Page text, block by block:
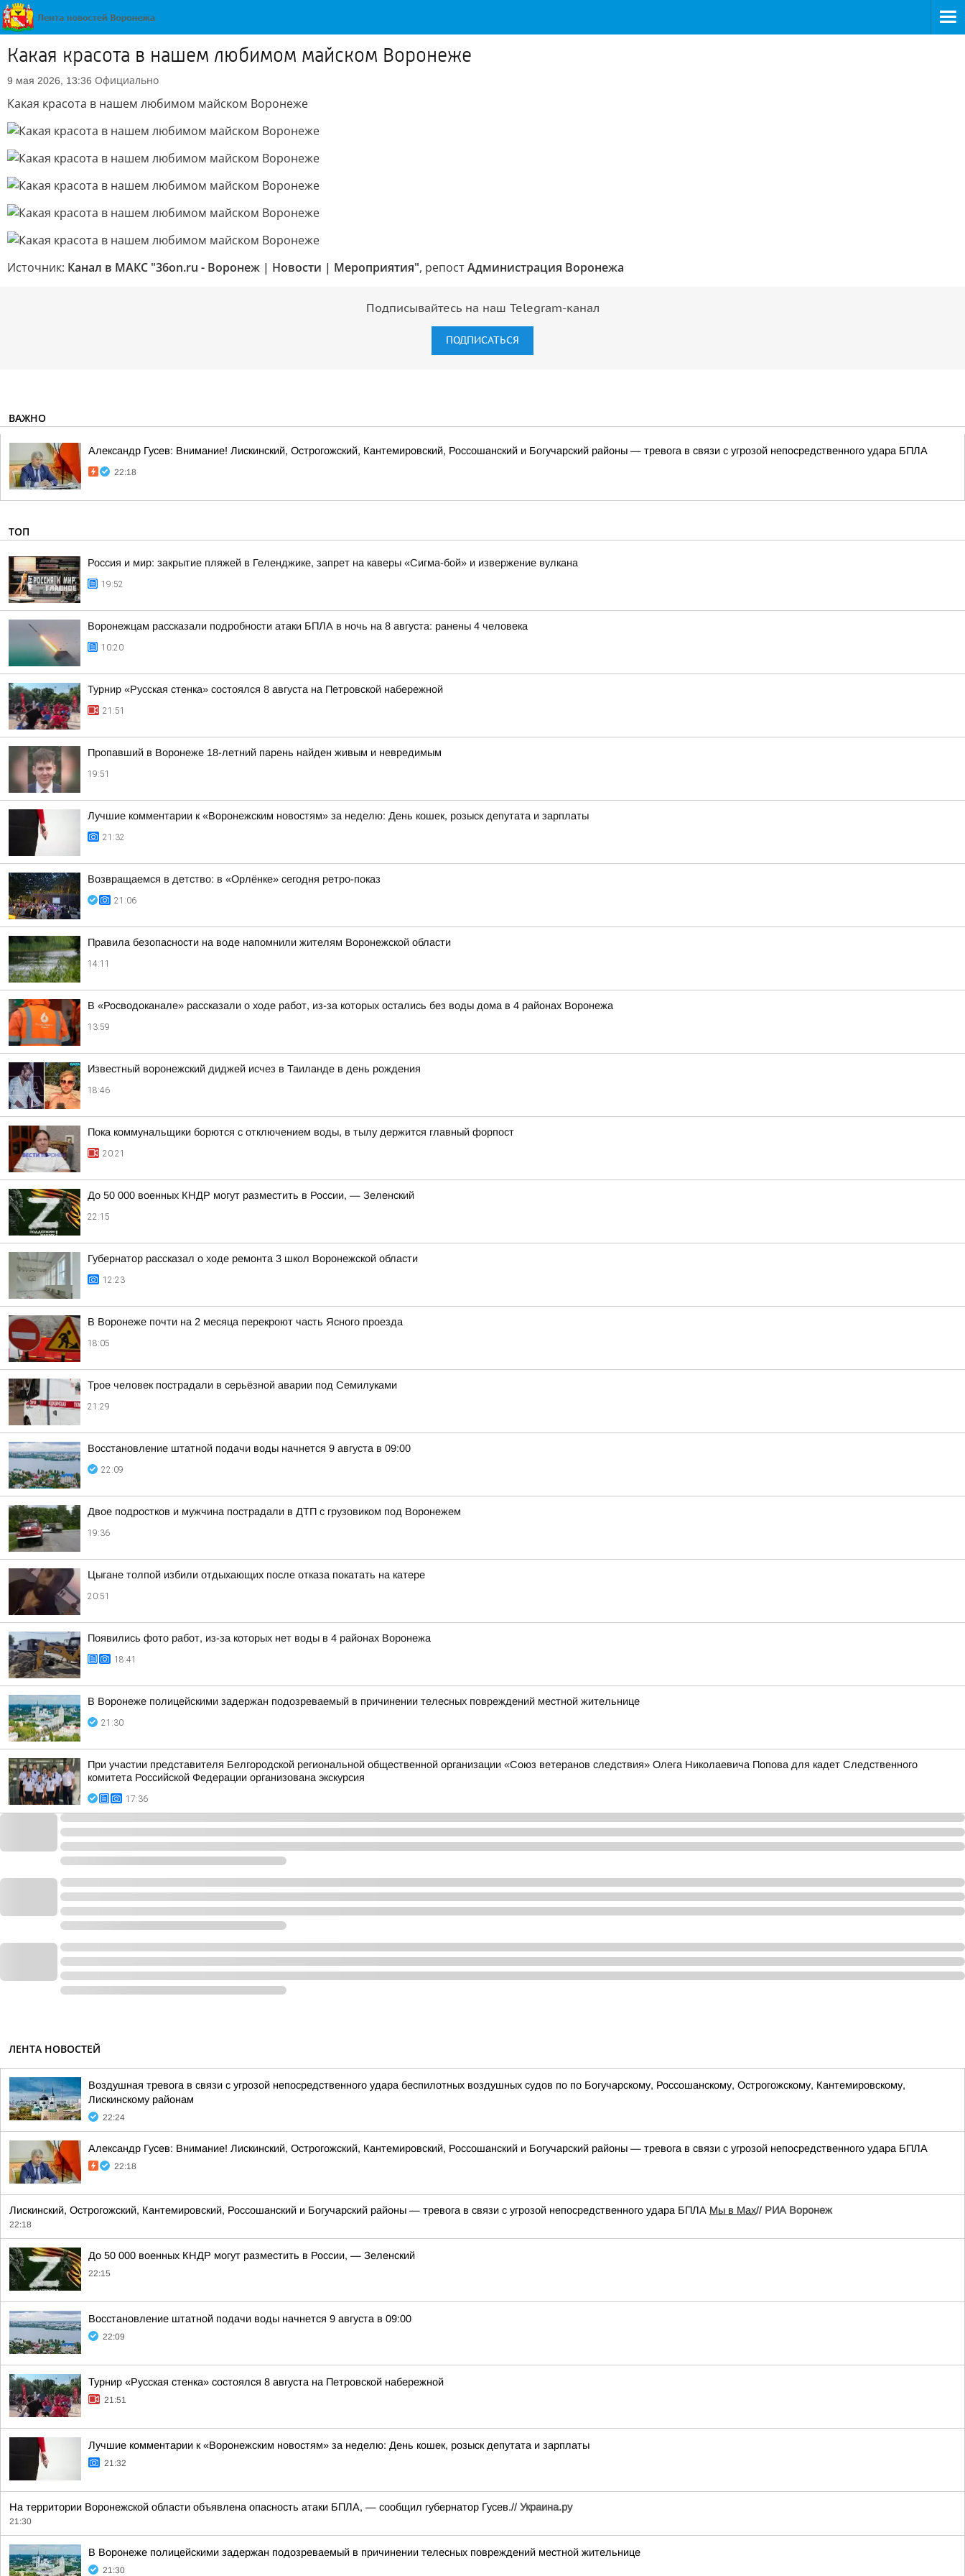
Какая красота в нашем любимом майском Воронеже
9 мая 2026, 13:36 Официально
Какая красота в нашем любимом майском Воронеже
Источник: Канал в МАКС "36on.ru - Воронеж | Новости | Мероприятия", репостАдминистрация Воронежа
Подписывайтесь на наш Telegram-канал
ПОДПИСАТЬСЯ
ВАЖНО
Александр Гусев: Внимание! Лискинский, Острогожский, Кантемировский, Россошанский и Богучарский районы — тревога в связи с угрозой непосредственного удара БПЛА
22:18
ТОП
Россия и мир: закрытие пляжей в Геленджике, запрет на каверы «Сигма-бой» и извержение вулкана
19:52
Воронежцам рассказали подробности атаки БПЛА в ночь на 8 августа: ранены 4 человека
10:20
Турнир «Русская стенка» состоялся 8 августа на Петровской набережной
21:51
Пропавший в Воронеже 18-летний парень найден живым и невредимым
19:51
Лучшие комментарии к «Воронежским новостям» за неделю: День кошек, розыск депутата и зарплаты
21:32
Возвращаемся в детство: в «Орлёнке» сегодня ретро-показ
21:06
Правила безопасности на воде напомнили жителям Воронежской области
14:11
В «Росводоканале» рассказали о ходе работ, из-за которых остались без воды дома в 4 районах Воронежа
13:59
Известный воронежский диджей исчез в Таиланде в день рождения
18:46
Пока коммунальщики борются с отключением воды, в тылу держится главный форпост
20:21
До 50 000 военных КНДР могут разместить в России, — Зеленский
22:15
Губернатор рассказал о ходе ремонта 3 школ Воронежской области
12:23
В Воронеже почти на 2 месяца перекроют часть Ясного проезда
18:05
Трое человек пострадали в серьёзной аварии под Семилуками
21:29
Восстановление штатной подачи воды начнется 9 августа в 09:00
22:09
Двое подростков и мужчина пострадали в ДТП с грузовиком под Воронежем
19:36
Цыгане толпой избили отдыхающих после отказа покатать на катере
20:51
Появились фото работ, из-за которых нет воды в 4 районах Воронежа
18:41
В Воронеже полицейскими задержан подозреваемый в причинении телесных повреждений местной жительнице
21:30
При участии представителя Белгородской региональной общественной организации «Союз ветеранов следствия» Олега Николаевича Попова для кадет Следственного
комитета Российской Федерации организована экскурсия
17:36
ЛЕНТА НОВОСТЕЙ
Воздушная тревога в связи с угрозой непосредственного удара беспилотных воздушных судов по по Богучарскому, Россошанскому, Острогожскому, Кантемировскому,
Лискинскому районам
22:24
Александр Гусев: Внимание! Лискинский, Острогожский, Кантемировский, Россошанский и Богучарский районы — тревога в связи с угрозой непосредственного удара БПЛА
22:18
Лискинский, Острогожский, Кантемировский, Россошанский и Богучарский районы — тревога в связи с угрозой непосредственного удара БПЛА Мы в Мах// РИА Воронеж
22:18
До 50 000 военных КНДР могут разместить в России, — Зеленский
22:15
Восстановление штатной подачи воды начнется 9 августа в 09:00
22:09
Турнир «Русская стенка» состоялся 8 августа на Петровской набережной
21:51
Лучшие комментарии к «Воронежским новостям» за неделю: День кошек, розыск депутата и зарплаты
21:32
На территории Воронежской области объявлена опасность атаки БПЛА, — сообщил губернатор Гусев.// Украина.ру
21:30
В Воронеже полицейскими задержан подозреваемый в причинении телесных повреждений местной жительнице
21:30